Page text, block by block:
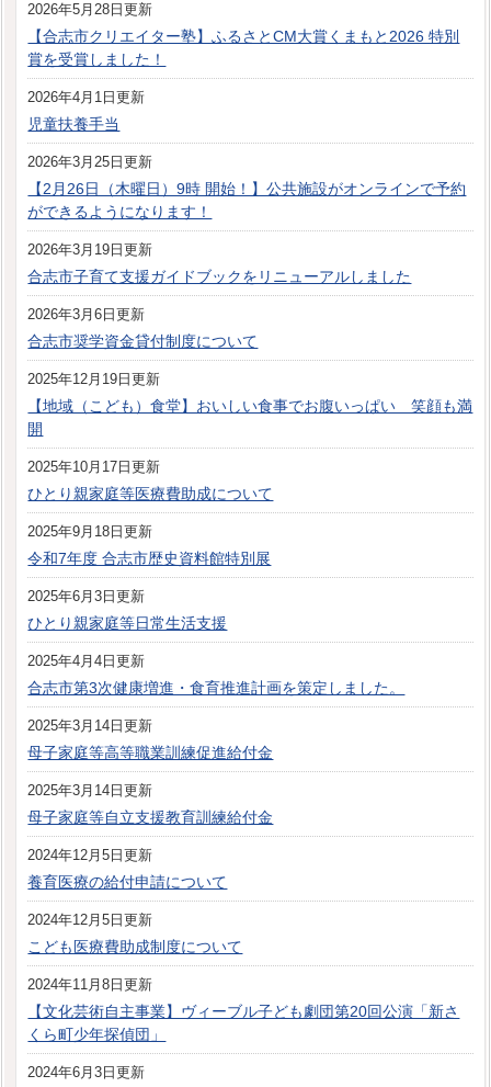
2026年5月28日更新
【合志市クリエイター塾】ふるさとCM大賞くまもと2026 特別
賞を受賞しました！
2026年4月1日更新
児童扶養手当
2026年3月25日更新
【2月26日（木曜日）9時 開始！】公共施設がオンラインで予約
ができるようになります！
2026年3月19日更新
合志市子育て支援ガイドブックをリニューアルしました
2026年3月6日更新
合志市奨学資金貸付制度について
2025年12月19日更新
【地域（こども）食堂】おいしい食事でお腹いっぱい 笑顔も満
開
2025年10月17日更新
ひとり親家庭等医療費助成について
2025年9月18日更新
令和7年度 合志市歴史資料館特別展
2025年6月3日更新
ひとり親家庭等日常生活支援
2025年4月4日更新
合志市第3次健康増進・食育推進計画を策定しました。
2025年3月14日更新
母子家庭等高等職業訓練促進給付金
2025年3月14日更新
母子家庭等自立支援教育訓練給付金
2024年12月5日更新
養育医療の給付申請について
2024年12月5日更新
こども医療費助成制度について
2024年11月8日更新
【文化芸術自主事業】ヴィーブル子ども劇団第20回公演「新さ
くら町少年探偵団」
2024年6月3日更新